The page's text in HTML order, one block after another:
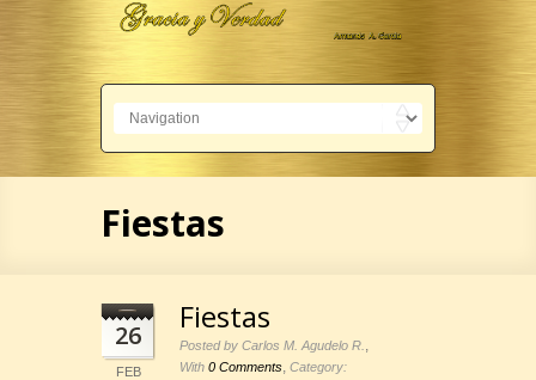
Fiestas
26
FEB
Fiestas
Posted by Carlos M. Agudelo R.
With 0 Comments Category: